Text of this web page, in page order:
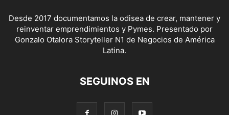
Desde 2017 documentamos la odisea de crear, mantener y
reinventar emprendimientos y Pymes. Presentado por
Gonzalo Otalora Storyteller N1 de Negocios de América
Latina.
SEGUINOS EN